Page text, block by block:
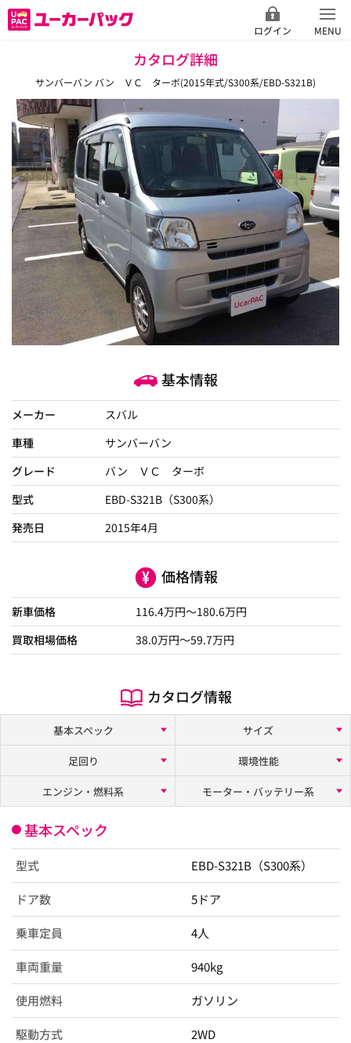
ログイン MENU
カタログ詳細
サンバーバン バン ＶＣ ターボ(2015年式/S300系/EBD-S321B)
基本情報
メーカー
スバル
車種
サンバーバン
グレード
バン ＶＣ ターボ
型式
EBD-S321B（S300系）
発売日
2015年4月
価格情報
新車価格 116.4万円～180.6万円
買取相場価格
38.0万円〜59.7万円
カタログ情報
基本スペック
サイズ
足回り
環境性能
エンジン・燃料系
モーター・バッテリー系
基本スペック
型式 EBD-S321B（S300系）
ドア数 5ドア
乗車定員 4人
車両重量 940kg
使用燃料 ガソリン
駆動方式 2WD